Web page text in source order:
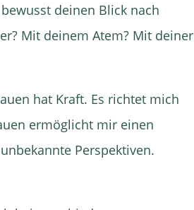
deinen Blick nach
Mit deinem Atem? Mit deiner
hat Kraft. Es richtet mich
ermöglicht mir einen
Perspektiven.